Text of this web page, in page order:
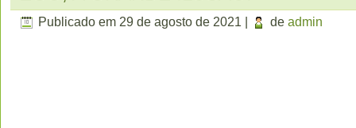
Publicado em 29 de agosto de 2021 de admin